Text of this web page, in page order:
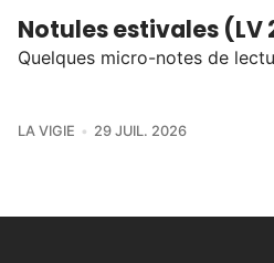
Notules estivales (LV
Quelques micro-notes de
LA VIGIE 29 JUIL. 2026